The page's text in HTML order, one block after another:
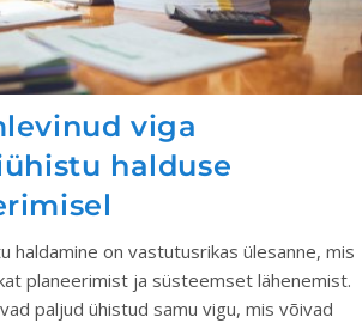
viga
halduse
haldamine on vastutusrikas ülesanne, mis
planeerimist ja süsteemset lähenemist.
paljud ühistud samu vigu, mis võivad